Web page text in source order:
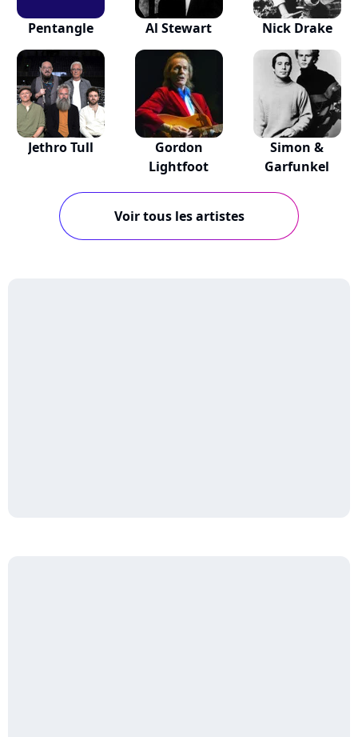
Pentangle Al Stewart Nick Drake
Jethro Tull
Gordon
Lightfoot
Simon &
Garfunkel
Voir tous les artistes